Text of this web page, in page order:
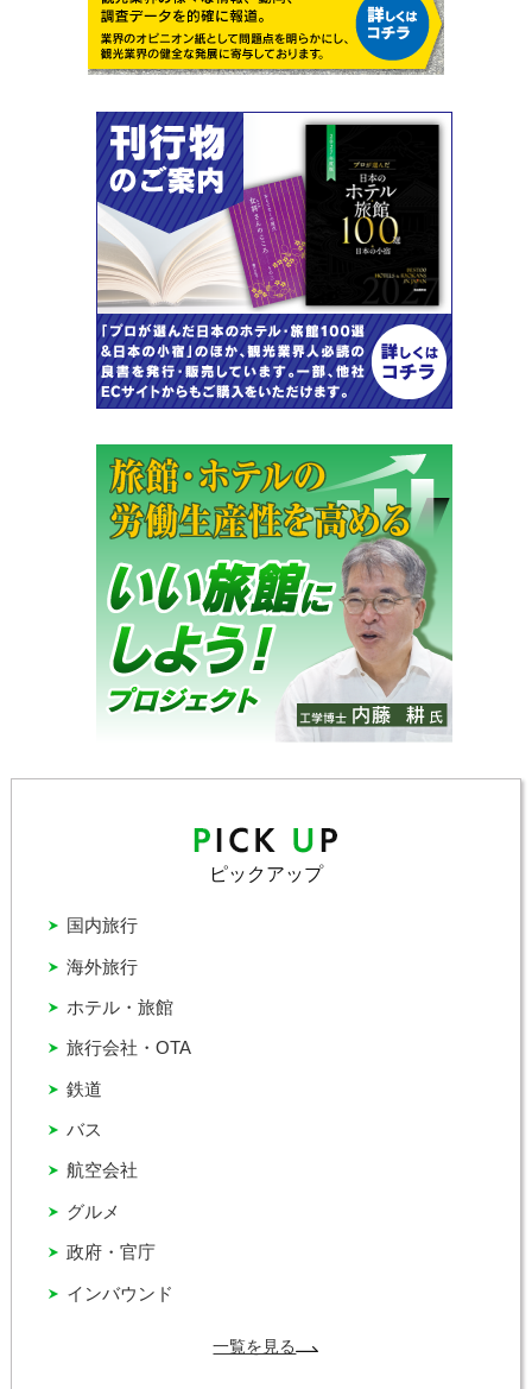
ピックアップ
インバウンド
グルメ
バス
ホテル・旅館
国内旅行
政府・官庁
旅行会社・OTA
海外旅行
航空会社
鉄道
一覧を見る